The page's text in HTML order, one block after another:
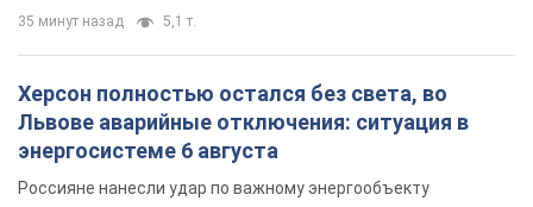
35 минут назад 5,1 т.
Херсон полностью остался без света, во
Львове аварийные отключения: ситуация в
энергосистеме 6 августа
Россияне нанесли удар по важному энергообъекту